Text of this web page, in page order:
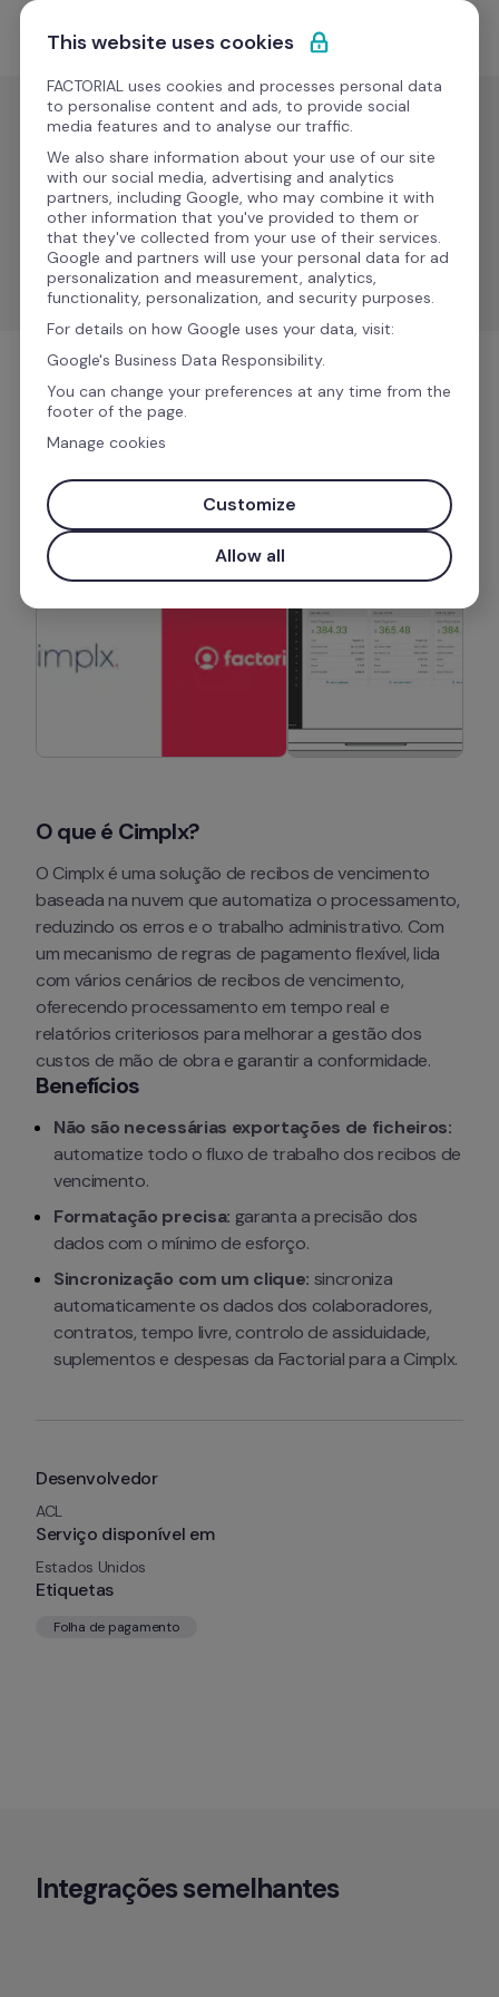
Saltar para o conteúdo
Comece grátis
Folha de
pagamento
Cimplx
Escolha soluções de recibos de vencimento simples,
escaláveis e em conformidade.
Folha de pagamento
Desenvolvedor
ACL
Serviço disponível em
Estados Unidos
Etiquetas
Folha de pagamento
Mais informações
O que é Cimplx?
O Cimplx é uma solução de recibos de vencimento
baseada na nuvem que automatiza o processamento,
reduzindo os erros e o trabalho administrativo. Com
um mecanismo de regras de pagamento flexível, lida
com vários cenários de recibos de vencimento,
oferecendo processamento em tempo real e
relatórios criteriosos para melhorar a gestão dos
custos de mão de obra e garantir a conformidade.
Benefícios
Não são necessárias exportações de ficheiros:
automatize todo o fluxo de trabalho dos recibos de
vencimento.
Formatação precisa: garanta a precisão dos
dados com o mínimo de esforço.
Sincronização com um clique: sincroniza
automaticamente os dados dos colaboradores,
contratos, tempo livre, controlo de assiduidade,
suplementos e despesas da Factorial para a Cimplx.
Integrações semelhantes
This website uses cookies
FACTORIAL uses cookies and processes personal data
to personalise content and ads, to provide social
media features and to analyse our traffic.
We also share information about your use of our site
with our social media, advertising and analytics
partners, including Google, who may combine it with
other information that you've provided to them or
that they've collected from your use of their services.
Google and partners will use your personal data for ad
personalization and measurement, analytics,
functionality, personalization, and security purposes.
For details on how Google uses your data, visit:
Google's Business Data Responsibility.
You can change your preferences at any time from the
footer of the page.
Manage cookies
Customize
Allow all